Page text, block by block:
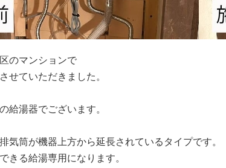
のマンションで
せていただきました。
給湯器でございます。
気筒が機器上方から延長されているタイプです。
きる給湯専用になります。